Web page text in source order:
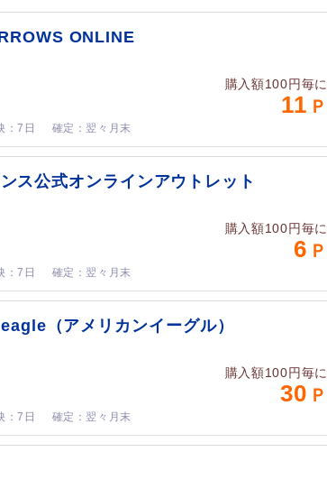
ONLINE
購入額100円毎に
11
7日 翌々月末
ス公式オンラインアウトレット
購入額100円毎に
6
7日 翌々月末
（アメリカンイーグル）
購入額100円毎に
30
7日 翌々月末